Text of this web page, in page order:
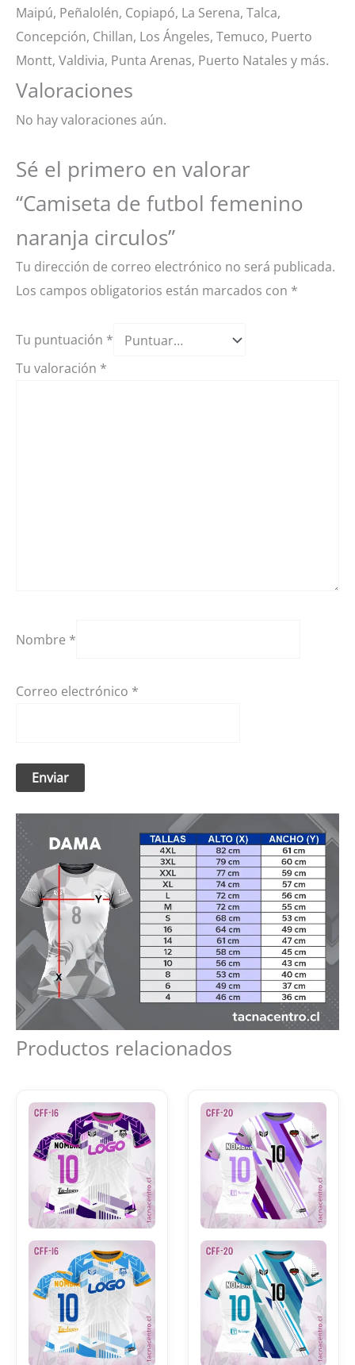
Maipú, Peñalolén, Copiapó, La Serena, Talca,
Concepción, Chillan, Los Ángeles, Temuco, Puerto
Montt, Valdivia, Punta Arenas, Puerto Natales y más.
Valoraciones
No hay valoraciones aún.
Sé el primero en valorar
“Camiseta de futbol femenino
naranja circulos”
Tu dirección de correo electrónico no será publicada.
Los campos obligatorios están marcados con *
Tu puntuación *
Tu valoración *
Nombre *
Correo electrónico *
Productos relacionados